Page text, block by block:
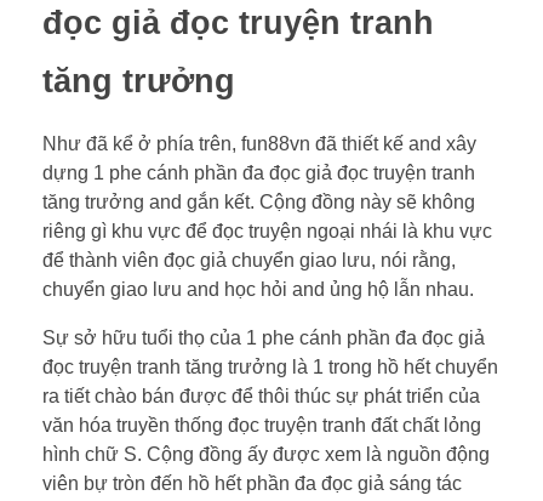
đọc giả đọc truyện tranh
tăng trưởng
Như đã kể ở phía trên, fun88vn đã thiết kế and xây
dựng 1 phe cánh phần đa đọc giả đọc truyện tranh
tăng trưởng and gắn kết. Cộng đồng này sẽ không
riêng gì khu vực để đọc truyện ngoại nhái là khu vực
để thành viên đọc giả chuyển giao lưu, nói rằng,
chuyển giao lưu and học hỏi and ủng hộ lẫn nhau.
Sự sở hữu tuổi thọ của 1 phe cánh phần đa đọc giả
đọc truyện tranh tăng trưởng là 1 trong hồ hết chuyển
ra tiết chào bán được để thôi thúc sự phát triển của
văn hóa truyền thống đọc truyện tranh đất chất lỏng
hình chữ S. Cộng đồng ấy được xem là nguồn động
viên bự tròn đến hồ hết phần đa đọc giả sáng tác